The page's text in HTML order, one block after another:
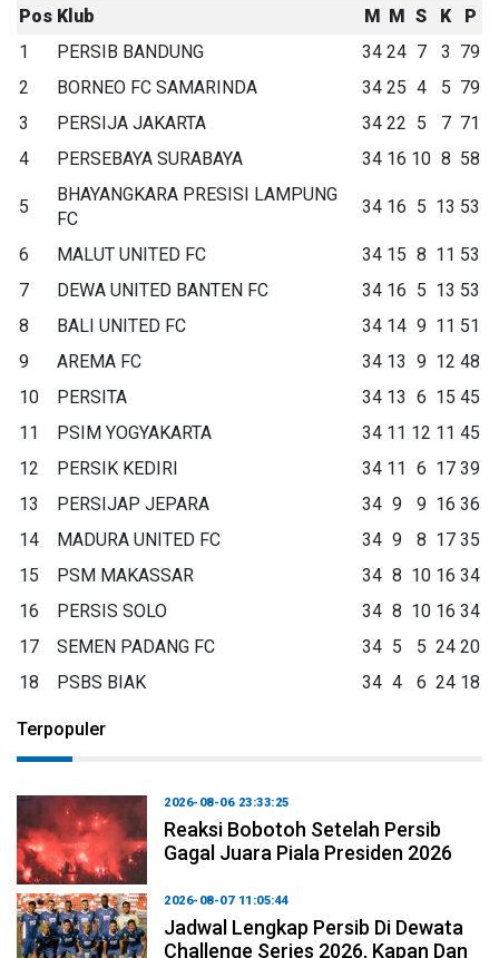
Pos Klub M M S K
P
1
PERSIB BANDUNG 34 24 7 3 79
2
BORNEO FC SAMARINDA 34 25 4 5 79
3
PERSIJA JAKARTA 34 22 5 7 71
4
PERSEBAYA SURABAYA 34 16 10 8 58
5
BHAYANGKARA PRESISI LAMPUNG
FC
34 16 5 13 53
6 MALUT UNITED FC 34 15 8 11 53
7
DEWA UNITED BANTEN FC 34 16 5 13 53
8
BALI UNITED FC 34 14 9 11 51
9
AREMA FC 34 13 9 12 48
10
PERSITA 34 13 6 15 45
11
PSIM YOGYAKARTA 34 11 12 11 45
12
PERSIK KEDIRI 34 11 6 17 39
13
PERSIJAP JEPARA 34 9 9 16 36
14
MADURA UNITED FC 34 9 8 17 35
15
PSM MAKASSAR 34 8 10 16 34
16
PERSIS SOLO 34 8 10 16 34
17
SEMEN PADANG FC 34 5 5 24 20
18
PSBS BIAK 34 4 6 24 18
Terpopuler
2026-08-06 23:33:25
Reaksi Bobotoh Setelah Persib
Gagal Juara Piala Presiden 2026
2026-08-07 11:05:44
Jadwal Lengkap Persib Di Dewata
Challenge Series 2026, Kapan Dan